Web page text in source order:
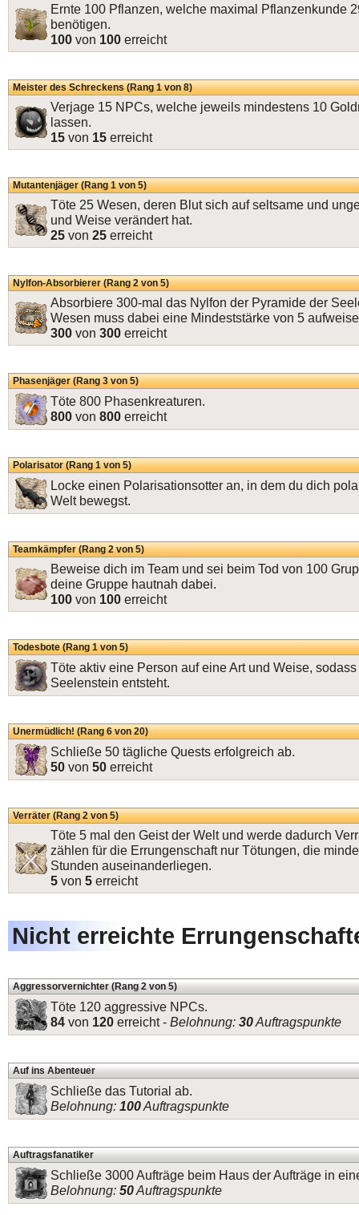
Ernte 100 Pflanzen, welche maximal Pflanzenkunde
benötigen.
100 von 100 erreicht
Meister des Schreckens (Rang 1 von 8)
Verjage 15 NPCs, welche jeweils mindestens 10
lassen.
15 von 15 erreicht
Mutantenjäger (Rang 1 von 5)
Töte 25 Wesen, deren Blut sich auf seltsame und
und Weise verändert hat.
25 von 25 erreicht
Nylfon-Absorbierer (Rang 2 von 5)
Absorbiere 300-mal das Nylfon der Pyramide der
Wesen muss dabei eine Mindeststärke von 5
300 von 300 erreicht
Phasenjäger (Rang 3 von 5)
Töte 800 Phasenkreaturen.
800 von 800 erreicht
Polarisator (Rang 1 von 5)
Locke einen Polarisationsotter an, in dem du dich
Welt bewegst.
Teamkämpfer (Rang 2 von 5)
Beweise dich im Team und sei beim Tod von 100
deine Gruppe hautnah dabei.
100 von 100 erreicht
Todesbote (Rang 1 von 5)
Töte aktiv eine Person auf eine Art und Weise,
Seelenstein entsteht.
Unermüdlich! (Rang 6 von 20)
Schließe 50 tägliche Quests erfolgreich ab.
50 von 50 erreicht
Verräter (Rang 2 von 5)
Töte 5 mal den Geist der Welt und werde dadurch
zählen für die Errungenschaft nur Tötungen, die
Stunden auseinanderliegen.
5 von 5 erreicht
Nicht erreichte
Aggressorvernichter (Rang 2 von 5)
Töte 120 aggressive NPCs.
84 von 120 erreicht - Belohnung: 30Auftragspunkte
Auf ins Abenteuer
Schließe das Tutorial ab.
Belohnung: 100Auftragspunkte
Auftragsfanatiker
Schließe 3000 Aufträge beim Haus der Aufträge in
Belohnung: 50Auftragspunkte